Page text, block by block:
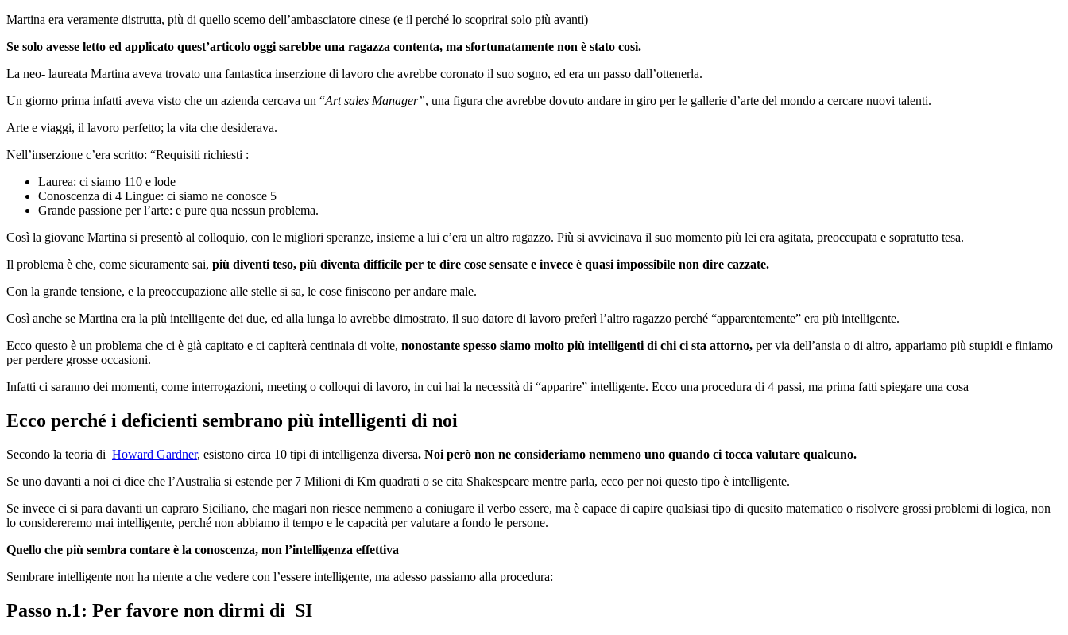
Martina era veramente distrutta, più di quello scemo dell’ambasciatore cinese (e il perché lo scoprirai solo più avanti)
Se solo avesse letto ed applicato quest’articolo oggi sarebbe una ragazza contenta, ma sfortunatamente non è stato così.
La neo- laureata Martina aveva trovato una fantastica inserzione di lavoro che avrebbe coronato il suo sogno, ed era un passo dall’ottenerla.
Un giorno prima infatti aveva visto che un azienda cercava un “Art sales Manager”, una figura che avrebbe dovuto andare in giro per le gallerie d’arte del mondo a cercare nuovi talenti.
Arte e viaggi, il lavoro perfetto; la vita che desiderava.
Nell’inserzione c’era scritto: “Requisiti richiesti :
Laurea: ci siamo 110 e lode
Conoscenza di 4 Lingue: ci siamo ne conosce 5
Grande passione per l’arte: e pure qua nessun problema.
Così la giovane Martina si presentò al colloquio, con le migliori speranze, insieme a lui c’era un altro ragazzo. Più si avvicinava il suo momento più lei era agitata, preoccupata e sopratutto tesa.
Il problema è che, come sicuramente sai, più diventi teso, più diventa difficile per te dire cose sensate e invece è quasi impossibile non dire cazzate.
Con la grande tensione, e la preoccupazione alle stelle si sa, le cose finiscono per andare male.
Così anche se Martina era la più intelligente dei due, ed alla lunga lo avrebbe dimostrato, il suo datore di lavoro preferì l’altro ragazzo perché “apparentemente” era più intelligente.
Ecco questo è un problema che ci è già capitato e ci capiterà centinaia di volte, nonostante spesso siamo molto più intelligenti di chi ci sta attorno, per via dell’ansia o di altro, appariamo più stupidi e finiamo
per perdere grosse occasioni.
Infatti ci saranno dei momenti, come interrogazioni, meeting o colloqui di lavoro, in cui hai la necessità di “apparire” intelligente. Ecco una procedura di 4 passi, ma prima fatti spiegare una cosa
Ecco perché i deficienti sembrano più intelligenti di noi
Secondo la teoria di Howard Gardner, esistono circa 10 tipi di intelligenza diversa. Noi però non ne consideriamo nemmeno uno quando ci tocca valutare qualcuno.
Se uno davanti a noi ci dice che l’Australia si estende per 7 Milioni di Km quadrati o se cita Shakespeare mentre parla, ecco per noi questo tipo è intelligente.
Se invece ci si para davanti un capraro Siciliano, che magari non riesce nemmeno a coniugare il verbo essere, ma è capace di capire qualsiasi tipo di quesito matematico o risolvere grossi problemi di logica, non
lo considereremo mai intelligente, perché non abbiamo il tempo e le capacità per valutare a fondo le persone.
Quello che più sembra contare è la conoscenza, non l’intelligenza effettiva
Sembrare intelligente non ha niente a che vedere con l’essere intelligente, ma adesso passiamo alla procedura:
Passo n.1: Per favore non dirmi di SI